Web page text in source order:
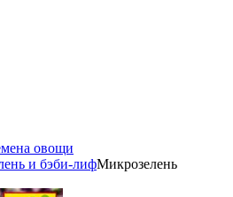
овощи
и бэби-лифМикрозелень